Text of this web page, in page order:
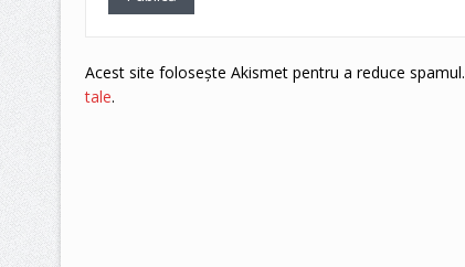
Acest site folosește Akismet pentru a reduce spamul.
tale.